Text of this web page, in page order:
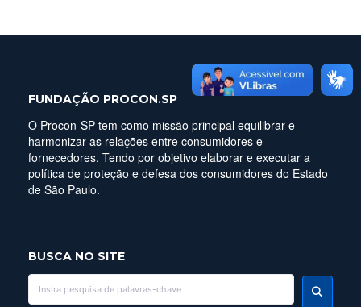
FUNDAÇÃO PROCON.SP
O Procon-SP tem como missão principal equilibrar e
harmonizar as relações entre consumidores e
fornecedores. Tendo por objetivo elaborar e executar a
política de proteção e defesa dos consumidores do Estado
de São Paulo.
BUSCA NO SITE